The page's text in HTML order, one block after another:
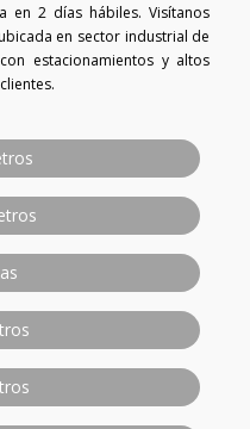
en 2 días hábiles. Visítanos
en sector industrial de
estacionamientos y altos